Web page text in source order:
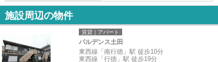
施設周辺の物件
賃貸｜アパート
パルデンス土田
東西線「南行徳」駅 徒歩10分
東西線「行徳」駅 徒歩19分